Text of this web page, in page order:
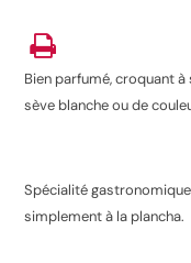
Bien parfumé, croquant
sève blanche ou de
Spécialité
simplement à la plancha.